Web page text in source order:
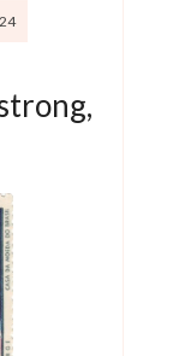
Dumont